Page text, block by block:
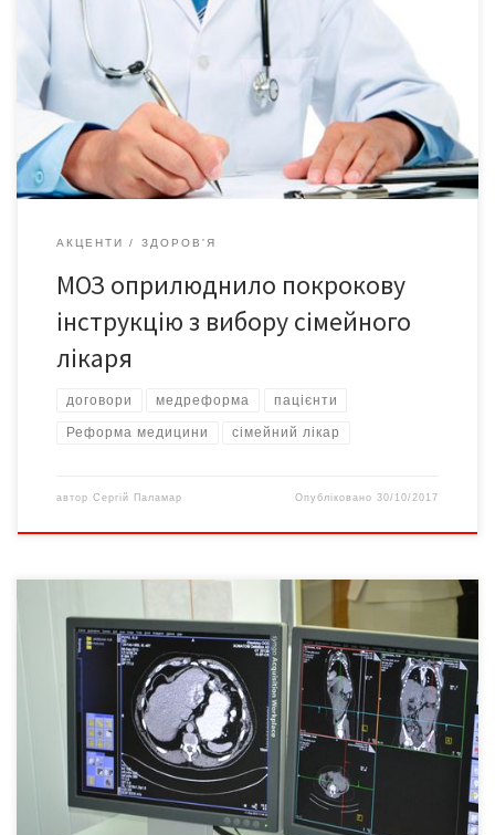
системою обрати сімейного лікаря незалежно від місця
реєстрації пацієнта, проживання та сплати за обслуговування,
оприлюднивши покрокову інструкцію. Згідно з нею, пацієнт на
сам перед повинен визначитися з лікарем. «Перший і
найлегший варіант – обрати знайомого лікаря, який влаштовує
вас за низкою параметрів, […]
АКЦЕНТИ ЗДОРОВ'Я
МОЗ оприлюднило покрокову
інструкцію з вибору сімейного
лікаря
договори медреформа пацієнти
Реформа медицини сімейний лікар
автор Сергій Паламар Опубліковано30/10/2017
Вчора у Чернівецькому обласному клінічному онкологічному
диспансері офіційно презентували діагностичне відділення,
оснащене спеціалізованим для онкології комп’ютерним
томографом. Нове обладнання вартістю 7,2 млн. грн. лікарям
надав благодійний фонд Ріната Ахметова. Такий томограф
дозволяє здійснювати діагностику та передпроменеву
підготовку пацієнтів, отримувати знімки зрізів м’яких тканин,
внутрішніх органів, серця і судин, кісток в […]